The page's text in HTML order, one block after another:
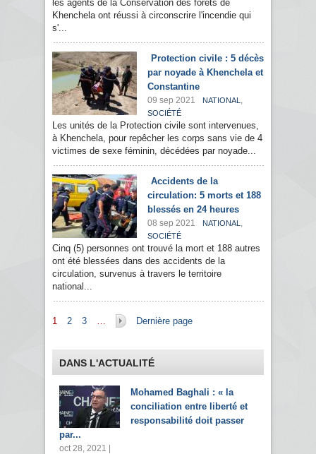
les agents de la Conservation des forêts de
Khenchela ont réussi à circonscrire l'incendie qui
s'...
Protection civile : 5 décès
par noyade à Khenchela et
Constantine
09 sep 2021 NATIONAL ,
SOCIÉTÉ
Les unités de la Protection civile sont intervenues,
à Khenchela, pour repêcher les corps sans vie de 4
victimes de sexe féminin, décédées par noyade...
Accidents de la
circulation: 5 morts et 188
blessés en 24 heures
08 sep 2021 NATIONAL ,
SOCIÉTÉ
Cinq (5) personnes ont trouvé la mort et 188 autres
ont été blessées dans des accidents de la
circulation, survenus à travers le territoire
national...
Pages
1 2 3 … Dernière page
DANS L'ACTUALITÉ
Mohamed Baghali : « la
conciliation entre liberté et
responsabilité doit passer
par...
oct 28, 2021 |